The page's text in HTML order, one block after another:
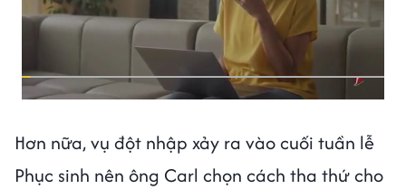
Hơn nữa, vụ đột nhập xảy ra vào cuối tuần lễ
Phục sinh nên ông Carl chọn cách tha thứ cho